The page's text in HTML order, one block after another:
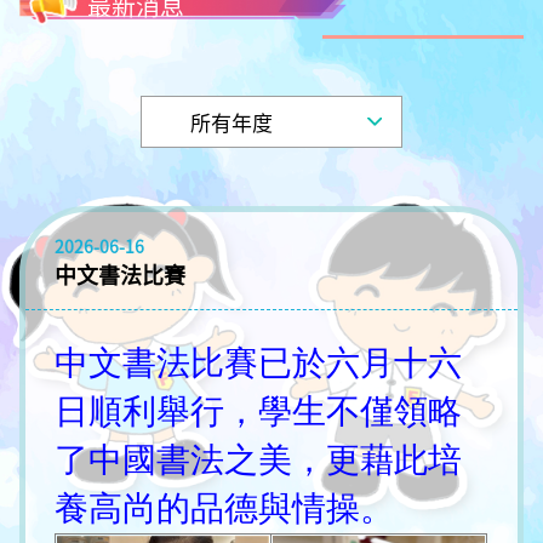
2026-06-16
中文書法比賽
中文書法比賽已於六月十六
日順利舉行，學生不僅領略
了中國書法之美，更藉此培
養高尚的品德與情操。